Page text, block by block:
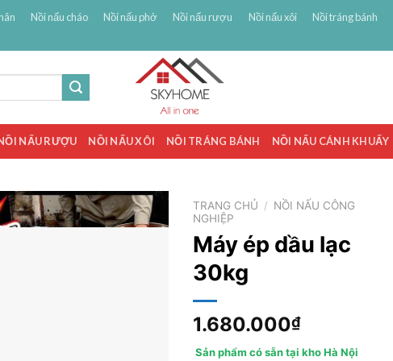
Nồi nấu cháo Nồi nấu phở Nồi nấu rượu Nồi nấu xôi Nồi tráng bánh
NẤU RƯỢU NỒI NẤU XÔI NỒI TRÁNG BÁNH NỒI NẤU CÁNH KHUẤY
TRANG CHỦ / NỒI NẤU CÔNG
NGHIỆP
Máy ép dầu lạc
30kg
1.680.000₫
Sản phẩm có sẵn tại kho Hà Nội